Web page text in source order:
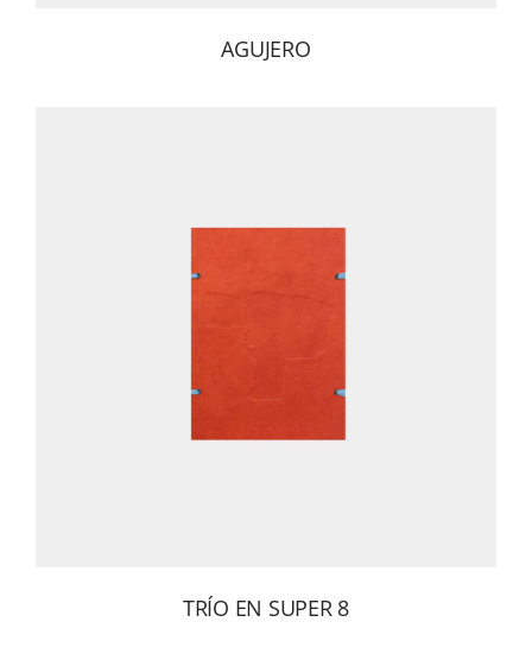
AGUJERO
TRÍO EN SUPER 8